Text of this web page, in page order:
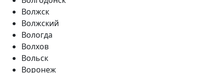
Волжск
Волжский
Вологда
Волхов
Вольск
Воронеж